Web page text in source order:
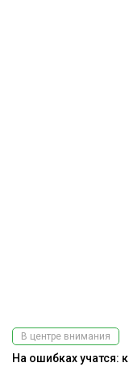
В центре внимания
На ошибках учатся: